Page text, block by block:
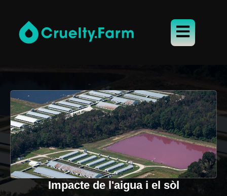
Impacte de l'aigua i el sòl